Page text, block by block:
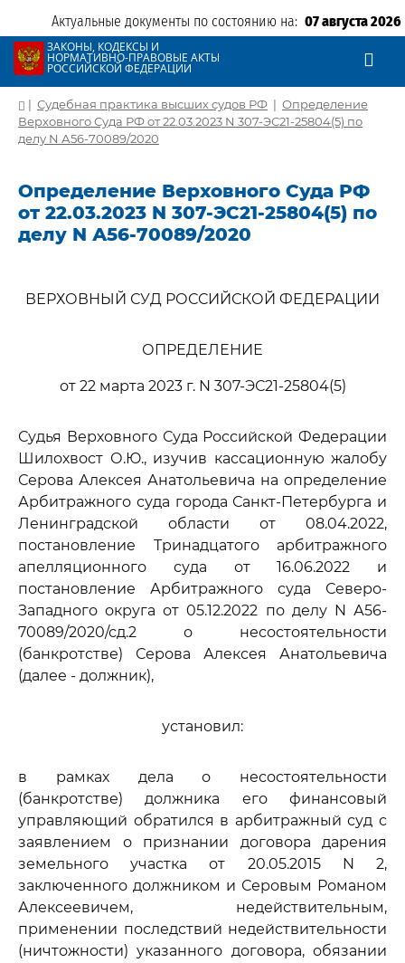
Актуальные документы по состоянию на: 07 августа 2026
ЗАКОНЫ, КОДЕКСЫ И
НОРМАТИВНО-ПРАВОВЫЕ АКТЫ
РОССИЙСКОЙ ФЕДЕРАЦИИ
| Судебная практика высших судов РФ | Определение
Верховного Суда РФ от 22.03.2023 N 307-ЭС21-25804(5) по
делу N А56-70089/2020
Определение Верховного Суда РФ
от 22.03.2023 N 307-ЭС21-25804(5) по
делу N А56-70089/2020
ВЕРХОВНЫЙ СУД РОССИЙСКОЙ ФЕДЕРАЦИИ
ОПРЕДЕЛЕНИЕ
от 22 марта 2023 г. N 307-ЭС21-25804(5)
Судья Верховного Суда Российской Федерации
Шилохвост О.Ю., изучив кассационную жалобу
Серова Алексея Анатольевича на определение
Арбитражного суда города Санкт-Петербурга и
Ленинградской области от 08.04.2022,
постановление Тринадцатого арбитражного
апелляционного суда от 16.06.2022 и
постановление Арбитражного суда Северо-
Западного округа от 05.12.2022 по делу N А56-
70089/2020/сд.2 о несостоятельности
(банкротстве) Серова Алексея Анатольевича
(далее - должник),
установил:
в рамках дела о несостоятельности
(банкротстве) должника его финансовый
управляющий обратился в арбитражный суд с
заявлением о признании договора дарения
земельного участка от 20.05.2015 N 2,
заключенного должником и Серовым Романом
Алексеевичем, недействительным,
применении последствий недействительности
(ничтожности) указанного договора, обязании